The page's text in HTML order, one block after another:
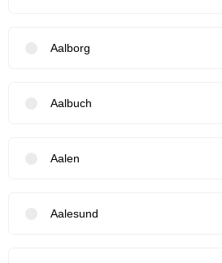
Aalborg
Aalbuch
Aalen
Aalesund